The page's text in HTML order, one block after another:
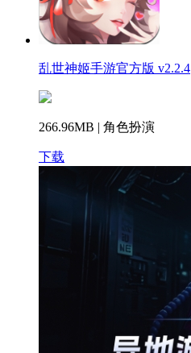
乱世神姬手游官方版 v2.2.4
266.96MB | 角色扮演
下载